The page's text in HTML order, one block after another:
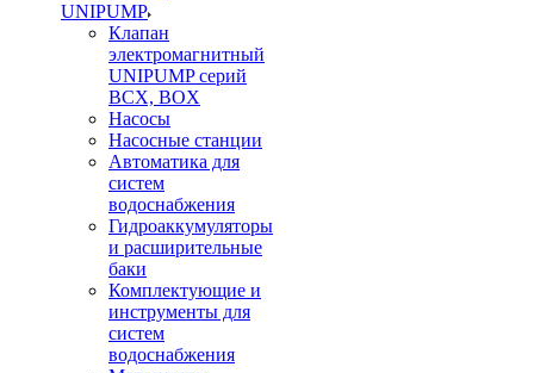
UNIPUMP
Клапан
электромагнитный
UNIPUMP серий
BCX, BOX
Насосы
Насосные станции
Автоматика для
систем
водоснабжения
Гидроаккумуляторы
и расширительные
баки
Комплектующие и
инструменты для
систем
водоснабжения